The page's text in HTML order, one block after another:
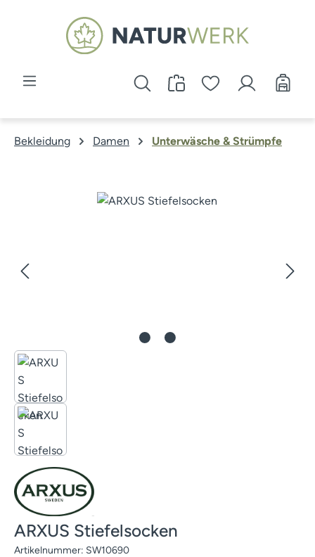
Zum Hauptinhalt springen
Bekleidung Damen Unterwäsche & Strümpfe
Bildergalerie überspringen
ARXUS Stiefelsocken
Artikelnummer: SW10690